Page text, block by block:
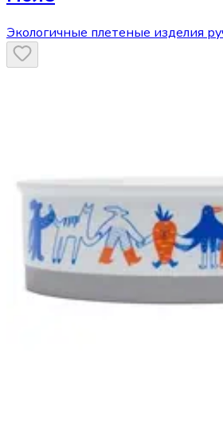
Экологичные плетеные изделия